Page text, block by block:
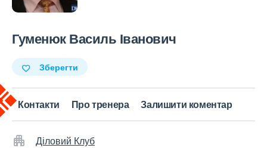
Гуменюк Василь Іванович
Зберегти
Контакти Про тренера Залишити коментар
Діловий Клуб